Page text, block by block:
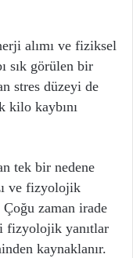
alımı ve fiziksel
sık görülen bir
stres düzeyi de
kilo kaybını
tek bir nedene
ve fizyolojik
zaman irade
fizyolojik yanıtlar
kaynaklanır.